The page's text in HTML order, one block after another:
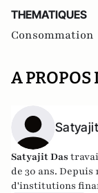
THEMATIQUES
Consommation
A PROPOS
Satyajit Das
de 30 ans.
d'institutions